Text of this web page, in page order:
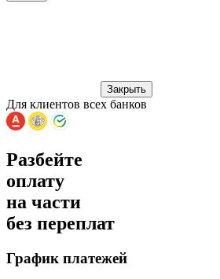
Закрыть
Для клиентов всех банков
Разбейте
оплату
на части
без переплат
График платежей